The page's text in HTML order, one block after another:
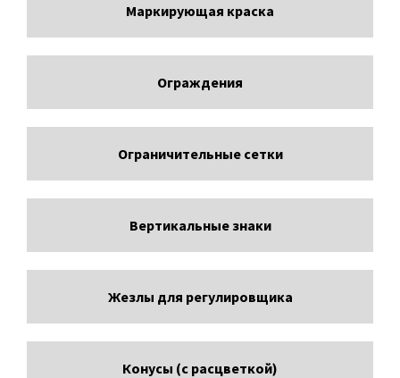
Маркирующая краска
Ограждения
Ограничительные сетки
Вертикальные знаки
Жезлы для регулировщика
Конусы (с расцветкой)